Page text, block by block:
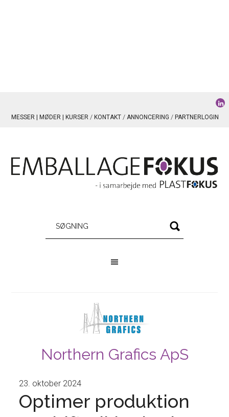
MESSER | MØDER | KURSER KONTAKT ANNONCERING PARTNERLOGIN
Northern Grafics ApS
23. oktober 2024
Optimer produktion